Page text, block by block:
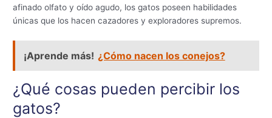
afinado olfato y oído agudo, los gatos poseen habilidades
únicas que los hacen cazadores y exploradores supremos.
¡Aprende más! ¿Cómo nacen los conejos?
¿Qué cosas pueden percibir los
gatos?